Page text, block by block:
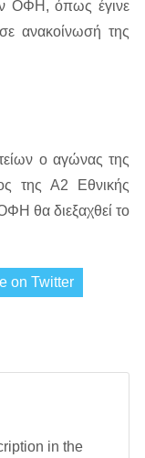
ΟΦΗ, όπως έγινε
ανακοίνωσή της
ο αγώνας της
της Α2 Εθνικής
θα διεξαχθεί το
on Twitter
in the